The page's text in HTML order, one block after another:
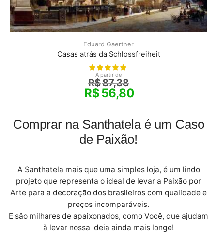
Eduard Gaertner
Casas atrás da Schlossfreiheit
A partir de
R$87,38
R$56,80
Comprar na Santhatela é um Caso
de Paixão!
A Santhatela mais que uma simples loja, é um lindo
projeto que representa o ideal de levar a Paixão por
Arte para a decoração dos brasileiros com qualidade e
preços incomparáveis.
E são milhares de apaixonados, como Você, que ajudam
à levar nossa ideia ainda mais longe!